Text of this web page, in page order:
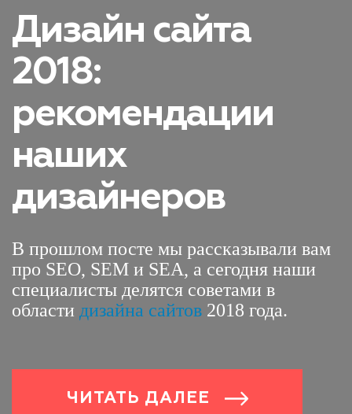
Дизайн сайта
2018:
рекомендации
наших
дизайнеров
В прошлом посте мы рассказывали вам
про SEO, SEM и SEA, а сегодня наши
специалисты делятся советами в
области дизайна сайтов 2018 года.
ЧИТАТЬ ДАЛЕЕ